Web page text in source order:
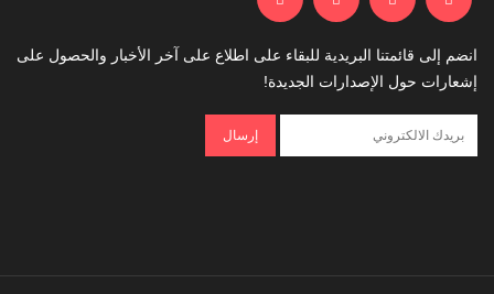
انضم إلى قائمتنا البريدية للبقاء على اطلاع على آخر الأخبار والحصول على
إشعارات حول الإصدارات الجديدة!